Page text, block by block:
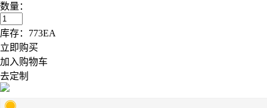
数量：
库存： 773EA
立即购买
加入购物车
去定制